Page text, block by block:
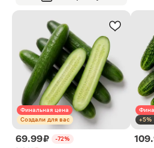
Финальная цена
Создали для вас
69.99 ₽
-72%
+5%